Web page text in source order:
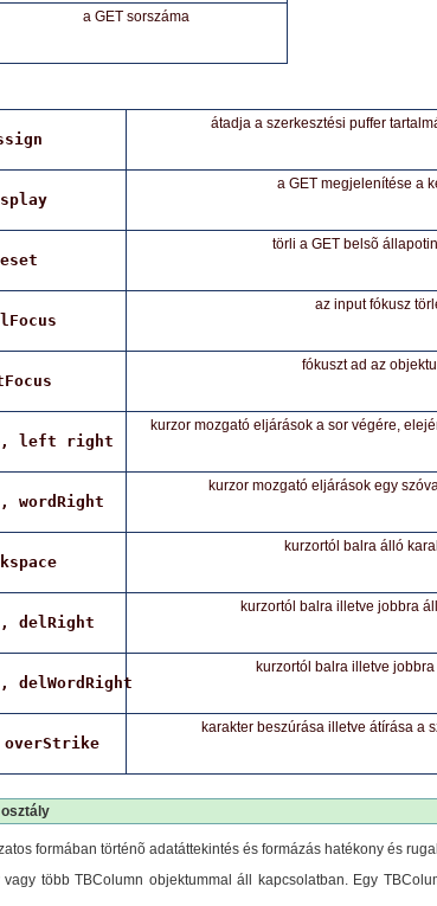
a GET sorszáma
átadja a szerkesztési puffer
a GET megjelenítése a
törli a GET belsõ
az input fókusz
fókuszt ad az
left right
kurzor mozgató eljárások a sor végére,
wordRight
kurzor mozgató eljárások egy
kurzortól balra álló
delRight
kurzortól balra illetve jobbra
delWordRight
kurzortól balra illetve
karakter beszúrása illetve átírása a
formában történõ adatáttekintés és formázás hatékony és
több TBColumn objektummal áll kapcsolatban. Egy